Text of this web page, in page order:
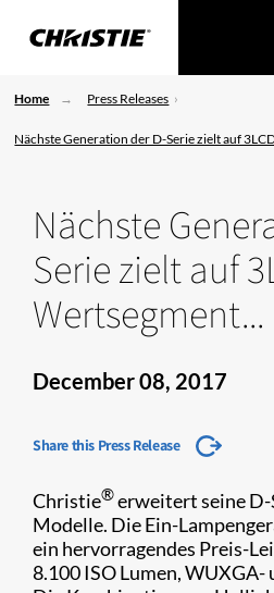
Home Press Releases
Nächste Generation der D-Serie zielt auf
Nächste
Serie zielt auf
Wertsegment...
December 08, 2017
Share this Press Release
​Christie®erweitert seine D-
Modelle. Die Ein-
ein hervorragendes Preis-
8.100 ISO Lumen,